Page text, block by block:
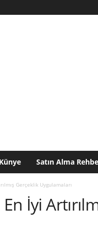
Künye Satın Alma
Gerçeklik Uygulamaları
İyi